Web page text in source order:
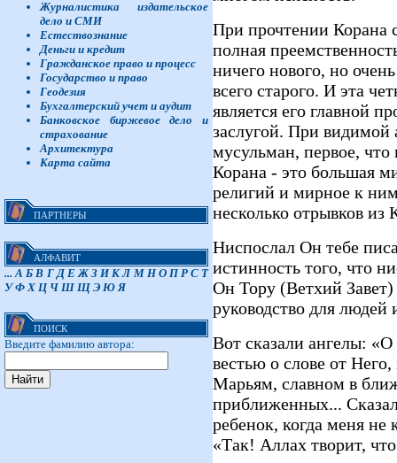
Журналистика издательское
дело и СМИ
Естествознание
Деньги и кредит
Гражданское право и процесс
Государство и право
Геодезия
Бухгалтерский учет и аудит
Банковское биржевое дело и
страхование
Архитектура
Карта сайта
ПАРТНЕРЫ
АЛФАВИТ
... А Б В Г Д Е Ж З И К Л М Н О П Р С Т
У Ф Х Ц Ч Ш Щ Э Ю Я
ПОИСК
Введите фамилию автора:
При прочтении Корана
полная
ничего нового, но
всего старого. И эта
является его главной
заслугой. При видимой
мусульман, первое,
Корана - это большая
религий и мирное к
несколько отрывков из
Ниспослал Он тебе
истинность того, что
Он Тору (Ветхий
руководство для
Вот сказали ангелы:
вестью о слове от
Марьям, славном в
приближенных...
ребенок, когда меня не
«Так! Аллах творит,